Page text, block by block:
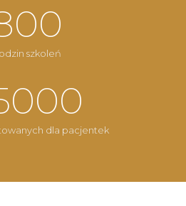
szkoleń
dla pacjentek